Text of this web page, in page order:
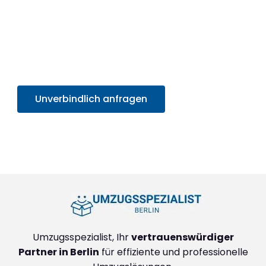
Unverbindlich anfragen
Umzugsspezialist, Ihrvertrauenswürdiger
Partner in Berlin für effiziente und professionelle